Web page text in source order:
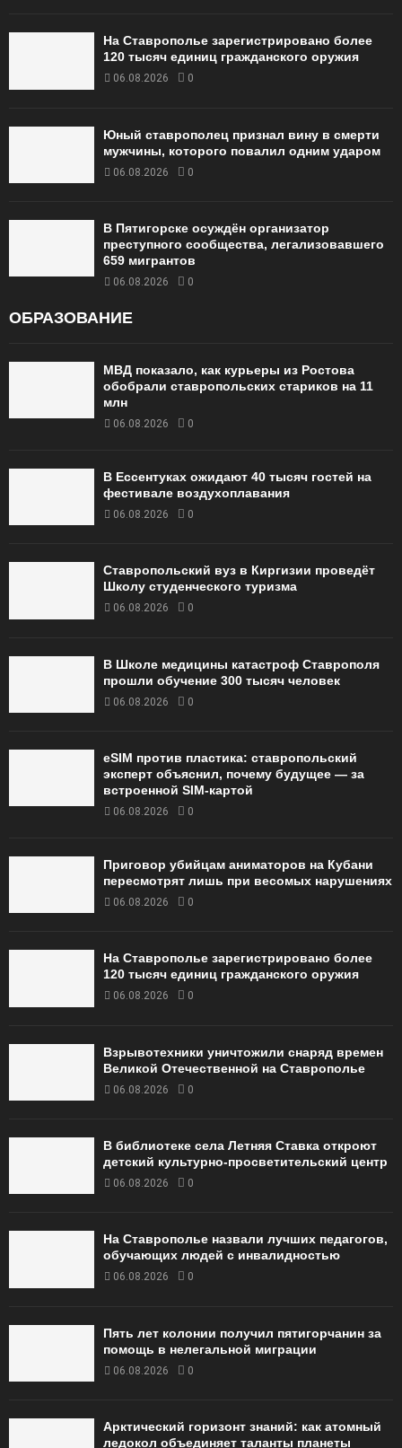
На Ставрополье зарегистрировано более
120 тысяч единиц гражданского оружия
06.08.2026 0
Юный ставрополец признал вину в смерти
мужчины, которого повалил одним ударом
06.08.2026 0
В Пятигорске осуждён организатор
преступного сообщества, легализовавшего
659 мигрантов
06.08.2026 0
ОБРАЗОВАНИЕ
МВД показало, как курьеры из Ростова
обобрали ставропольских стариков на 11
млн
06.08.2026 0
В Ессентуках ожидают 40 тысяч гостей на
фестивале воздухоплавания
06.08.2026 0
Ставропольский вуз в Киргизии проведёт
Школу студенческого туризма
06.08.2026 0
В Школе медицины катастроф Ставрополя
прошли обучение 300 тысяч человек
06.08.2026 0
eSIM против пластика: ставропольский
эксперт объяснил, почему будущее — за
встроенной SIM-картой
06.08.2026 0
Приговор убийцам аниматоров на Кубани
пересмотрят лишь при весомых нарушениях
06.08.2026 0
На Ставрополье зарегистрировано более
120 тысяч единиц гражданского оружия
06.08.2026 0
Взрывотехники уничтожили снаряд времен
Великой Отечественной на Ставрополье
06.08.2026 0
В библиотеке села Летняя Ставка откроют
детский культурно-просветительский центр
06.08.2026 0
На Ставрополье назвали лучших педагогов,
обучающих людей с инвалидностью
06.08.2026 0
Пять лет колонии получил пятигорчанин за
помощь в нелегальной миграции
06.08.2026 0
Арктический горизонт знаний: как атомный
ледокол объединяет таланты планеты